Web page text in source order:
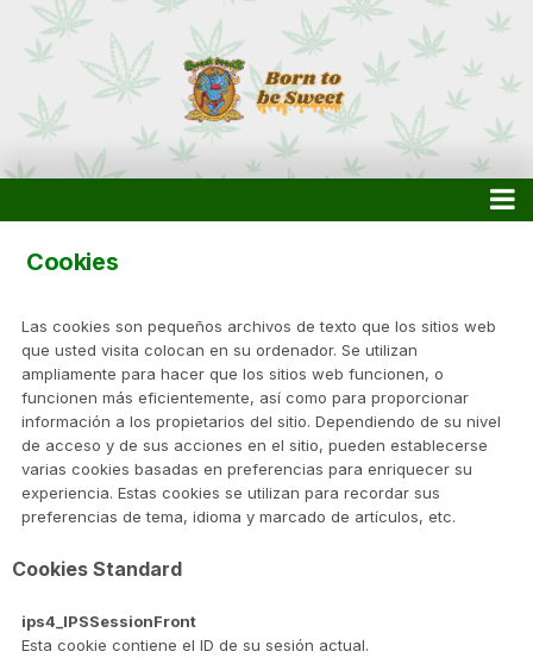
Cookies
Las cookies son pequeños archivos de texto que los sitios web
que usted visita colocan en su ordenador. Se utilizan
ampliamente para hacer que los sitios web funcionen, o
funcionen más eficientemente, así como para proporcionar
información a los propietarios del sitio. Dependiendo de su nivel
de acceso y de sus acciones en el sitio, pueden establecerse
varias cookies basadas en preferencias para enriquecer su
experiencia. Estas cookies se utilizan para recordar sus
preferencias de tema, idioma y marcado de artículos, etc.
Cookies Standard
ips4_IPSSessionFront
Esta cookie contiene el ID de su sesión actual.